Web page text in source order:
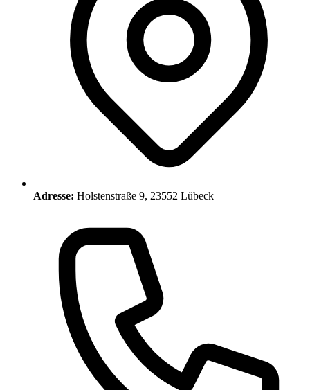
Adresse: Holstenstraße 9, 23552 Lübeck